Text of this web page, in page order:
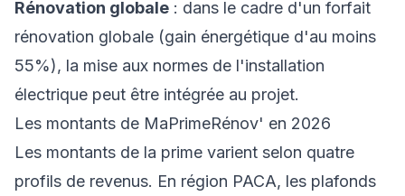
Rénovation globale : dans le cadre d'un forfait
rénovation globale (gain énergétique d'au moins
55%), la mise aux normes de l'installation
électrique peut être intégrée au projet.
Les montants de MaPrimeRénov' en 2026
Les montants de la prime varient selon quatre
profils de revenus. En région PACA, les plafonds